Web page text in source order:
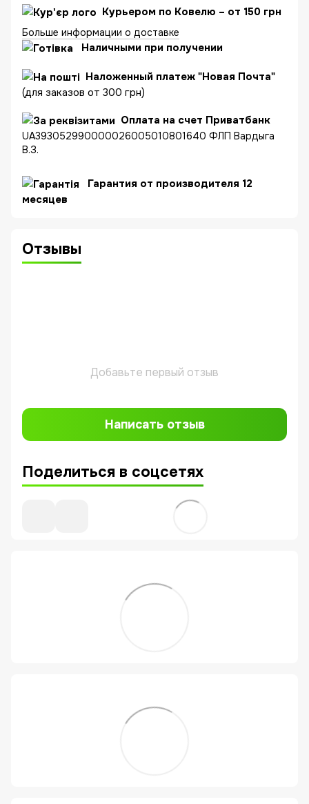
Курьером по Ковелю – от 150 грн
Больше информации о доставке
Наличными при получении
Наложенный платеж "Новая Почта"
(для заказов от 300 грн)
Оплата на счет Приватбанк
UA393052990000026005010801640 ФЛП Вардыга
В.З.
Гарантия от производителя 12
месяцев
Отзывы
Добавьте первый отзыв
Написать отзыв
Поделиться в соцсетях